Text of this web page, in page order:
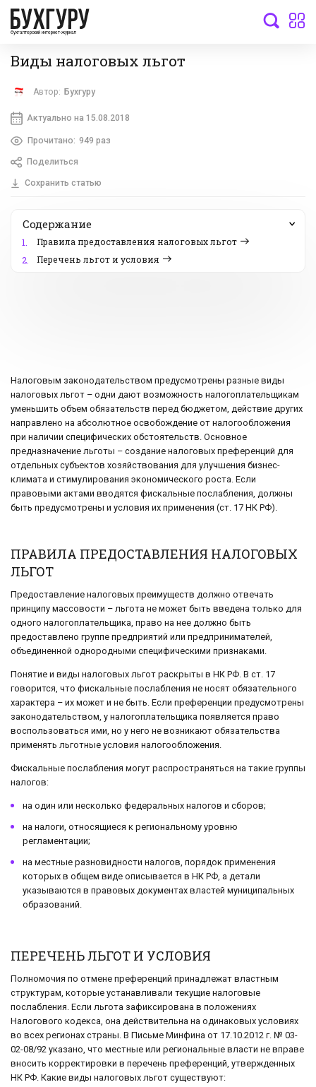
бухгалтерский интернет-журнал
Виды налоговых льгот
Автор: Бухгуру
Актуально на 15.08.2018
Прочитано: 949 раз
Поделиться
Сохранить статью
Содержание
1.
Правила предоставления налоговых льгот
2.
Перечень льгот и условия
Налоговым законодательством предусмотрены разные виды
налоговых льгот – одни дают возможность налогоплательщикам
уменьшить объем обязательств перед бюджетом, действие других
направлено на абсолютное освобождение от налогообложения
при наличии специфических обстоятельств. Основное
предназначение льготы – создание налоговых преференций для
отдельных субъектов хозяйствования для улучшения бизнес-
климата и стимулирования экономического роста. Если
правовыми актами вводятся фискальные послабления, должны
быть предусмотрены и условия их применения (ст. 17 НК РФ).
ПРАВИЛА ПРЕДОСТАВЛЕНИЯ НАЛОГОВЫХ
ЛЬГОТ
Предоставление налоговых преимуществ должно отвечать
принципу массовости – льгота не может быть введена только для
одного налогоплательщика, право на нее должно быть
предоставлено группе предприятий или предпринимателей,
объединенной однородными специфическими признаками.
Понятие и виды налоговых льгот раскрыты в НК РФ. В ст. 17
говорится, что фискальные послабления не носят обязательного
характера – их может и не быть. Если преференции предусмотрены
законодательством, у налогоплательщика появляется право
воспользоваться ими, но у него не возникают обязательства
применять льготные условия налогообложения.
Фискальные послабления могут распространяться на такие группы
налогов:
на один или несколько федеральных налогов и сборов;
на налоги, относящиеся к региональному уровню
регламентации;
на местные разновидности налогов, порядок применения
которых в общем виде описывается в НК РФ, а детали
указываются в правовых документах властей муниципальных
образований.
ПЕРЕЧЕНЬ ЛЬГОТ И УСЛОВИЯ
Полномочия по отмене преференций принадлежат властным
структурам, которые устанавливали текущие налоговые
послабления. Если льгота зафиксирована в положениях
Налогового кодекса, она действительна на одинаковых условиях
во всех регионах страны. В Письме Минфина от 17.10.2012 г. № 03-
02-08/92 указано, что местные или региональные власти не вправе
вносить корректировки в перечень преференций, утвержденных
НК РФ. Какие виды налоговых льгот существуют: